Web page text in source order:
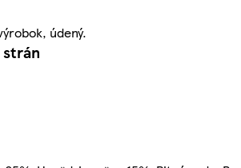
údený.